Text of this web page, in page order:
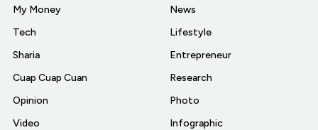
My Money
Tech
Sharia
Cuap Cuap Cuan
Opinion
Video
News
Lifestyle
Entrepreneur
Research
Photo
Infographic